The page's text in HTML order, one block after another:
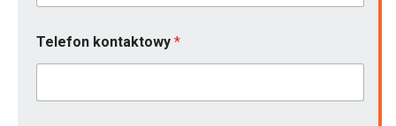
Telefon kontaktowy *